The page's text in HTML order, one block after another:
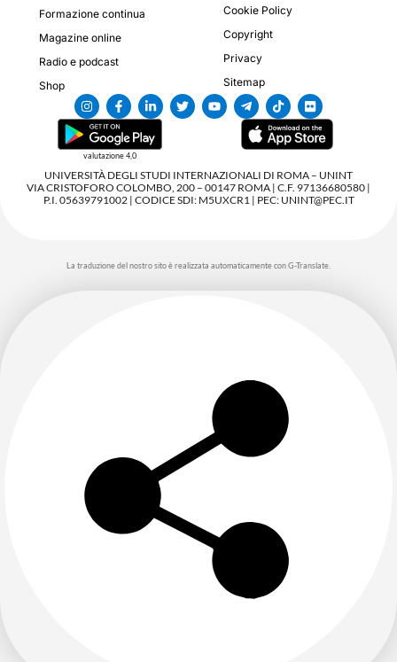
Formazione continua
Magazine online
Radio e podcast
Shop
Cookie Policy
Copyright
Privacy
Sitemap
valutazione 4,0
UNIVERSITÀ DEGLI STUDI INTERNAZIONALI DI ROMA – UNINT
VIA CRISTOFORO COLOMBO, 200 – 00147 ROMA | C.F. 97136680580 |
P.I. 05639791002 | CODICE SDI: M5UXCR1 | PEC: UNINT@PEC.IT
La traduzione del nostro sito è realizzata automaticamente con G-Translate.